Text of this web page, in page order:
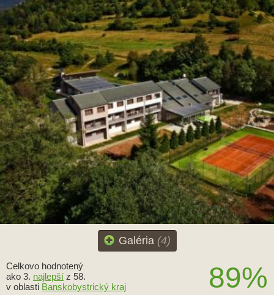
Galéria (4)
89%
Celkovo hodnotený
ako 3. najlepší z 58.
v oblasti Banskobystrický kraj